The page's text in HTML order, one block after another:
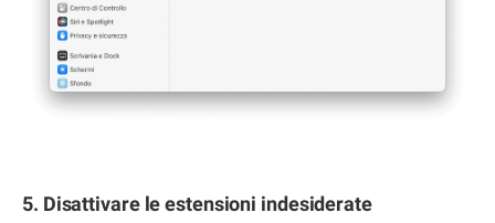
5. Disattivare le estensioni indesiderate